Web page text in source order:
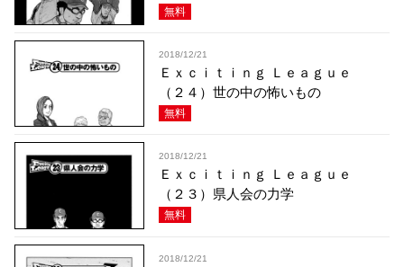
無料
2018/12/21
Ｅｘｃｉｔｉｎｇ Ｌｅａｇｕｅ
（２４）世の中の怖いもの
無料
2018/12/21
Ｅｘｃｉｔｉｎｇ Ｌｅａｇｕｅ
（２３）県人会の力学
無料
2018/12/21